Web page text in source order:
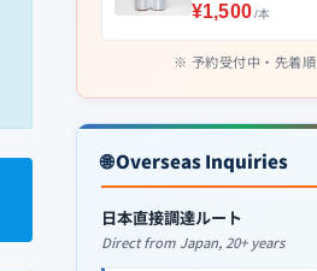
¥1,500/本
予約受付中・先着順
🌐 Overseas Inquiries
日本直接調達ルート
Direct from Japan, 20+ years